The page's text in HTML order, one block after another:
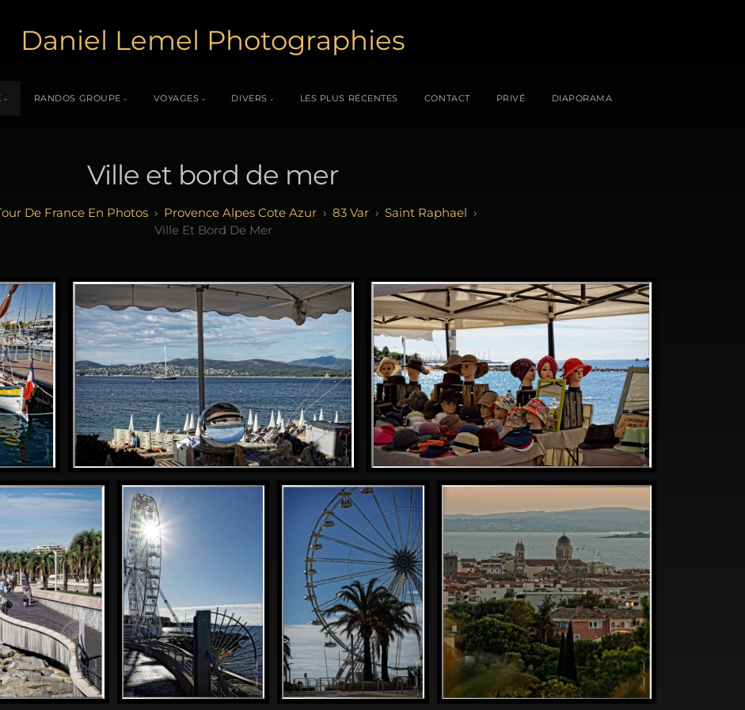
Daniel Lemel Photographies
RANDOS GROUPE VOYAGES DIVERS LES PLUS RÉCENTES CONTACT PRIVÉ DIAPORAMA
Ville et bord de mer
De France En Photos Provence Alpes Cote Azur 83 Var
Saint Raphael
Ville Et Bord De Mer